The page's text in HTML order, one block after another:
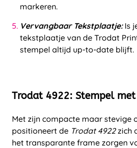
markeren.
Vervangbaar Tekstplaatje: Is
tekstplaatje van de Trodat
stempel altijd up-to-date blijft.
Trodat 4922: Stempel
Met zijn compacte maar stevige
positioneert de Trodat 4922zich
het transparante frame zorgen